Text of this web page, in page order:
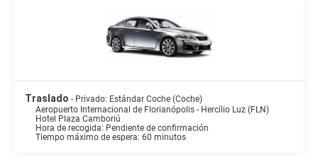
Traslado - Privado: Estándar Coche (Coche)
Aeropuerto Internacional de Florianópolis - Hercílio Luz (FLN)
Hotel Plaza Camboriú
Hora de recogida: Pendiente de confirmación
Tiempo máximo de espera: 60 minutos